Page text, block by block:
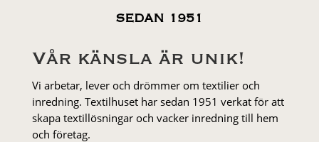
SEDAN 1951
Vår känsla är unik!
Vi arbetar, lever och drömmer om textilier och
inredning. Textilhuset har sedan 1951 verkat för att
skapa textillösningar och vacker inredning till hem
och företag.